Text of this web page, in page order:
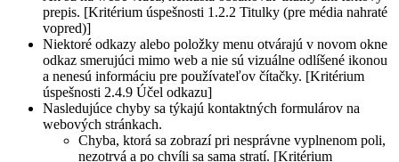
prepis. [Kritérium úspešnosti 1.2.2 Titulky (pre média nahraté
vopred)]
Niektoré odkazy alebo položky menu otvárajú v novom okne
odkaz smerujúci mimo web a nie sú vizuálne odlíšené ikonou
a nenesú informáciu pre používateľov čítačky. [Kritérium
úspešnosti 2.4.9 Účel odkazu]
Nasledujúce chyby sa týkajú kontaktných formulárov na
webových stránkach.
Chyba, ktorá sa zobrazí pri nesprávne vyplnenom poli,
nezotrvá a po chvíli sa sama stratí. [Kritérium